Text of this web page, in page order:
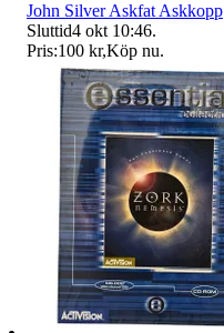
John Silver Askfat Askkopp
Sluttid4 okt 10:46.
Pris:100 kr,Köp nu.